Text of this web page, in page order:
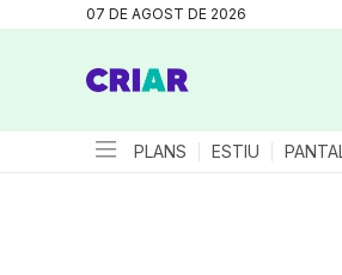
07 DE AGOST DE 2026
PLANS ESTIU